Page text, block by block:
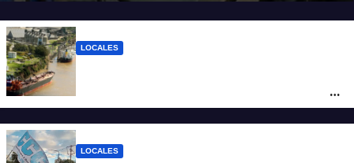
LOCALES
posicionar los puertos del sur de Santa Fe
como salida para las exportaciones
LOCALES